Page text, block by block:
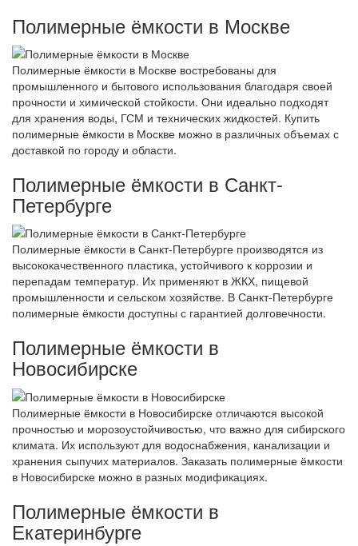
Полимерные ёмкости в Москве
Полимерные ёмкости в Москве востребованы для
промышленного и бытового использования благодаря своей
прочности и химической стойкости. Они идеально подходят
для хранения воды, ГСМ и технических жидкостей. Купить
полимерные ёмкости в Москве можно в различных объемах с
доставкой по городу и области.
Полимерные ёмкости в Санкт-
Петербурге
Полимерные ёмкости в Санкт-Петербурге производятся из
высококачественного пластика, устойчивого к коррозии и
перепадам температур. Их применяют в ЖКХ, пищевой
промышленности и сельском хозяйстве. В Санкт-Петербурге
полимерные ёмкости доступны с гарантией долговечности.
Полимерные ёмкости в
Новосибирске
Полимерные ёмкости в Новосибирске отличаются высокой
прочностью и морозоустойчивостью, что важно для сибирского
климата. Их используют для водоснабжения, канализации и
хранения сыпучих материалов. Заказать полимерные ёмкости
в Новосибирске можно в разных модификациях.
Полимерные ёмкости в
Екатеринбурге